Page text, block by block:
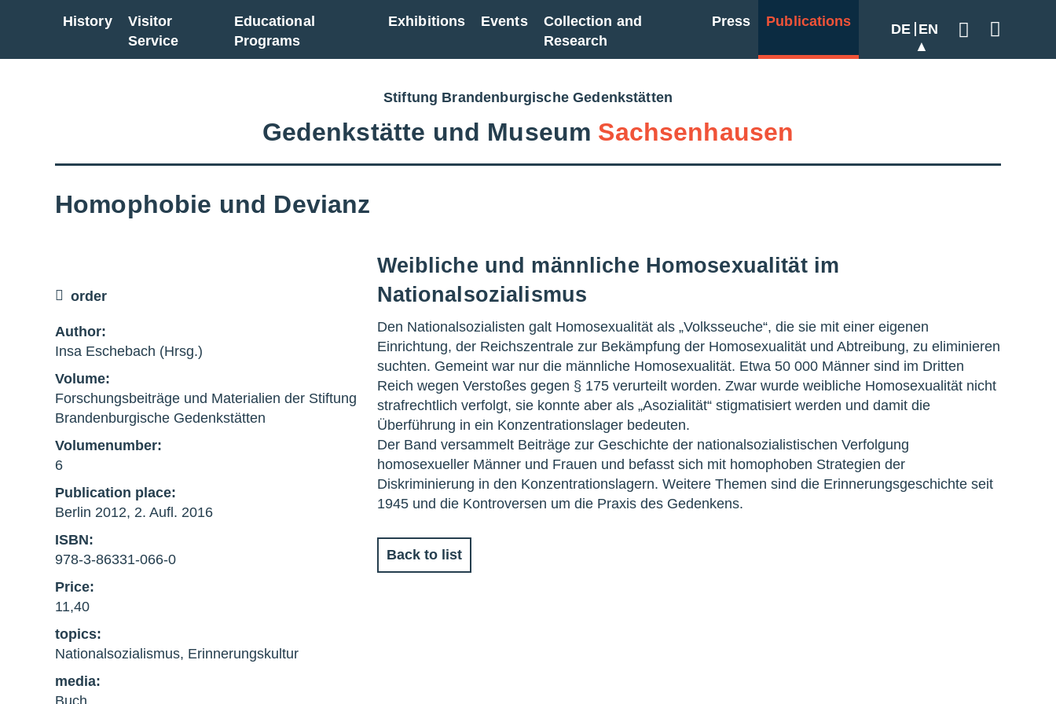
History
Visitor
Service
Educational
Programs
Exhibitions Events
Collection and
Research
Press Publications DE EN
Go back to overview
Stiftung Brandenburgische Gedenkstätten
Gedenkstätte und Museum Sachsenhausen
Homophobie und Devianz
Weibliche und männliche Homosexualität im
Nationalsozialismus
Den Nationalsozialisten galt Homosexualität als „Volksseuche“, die sie mit einer eigenen
Einrichtung, der Reichszentrale zur Bekämpfung der Homosexualität und Abtreibung, zu eliminieren
suchten. Gemeint war nur die männliche Homosexualität. Etwa 50 000 Männer sind im Dritten
Reich wegen Verstoßes gegen § 175 verurteilt worden. Zwar wurde weibliche Homosexualität nicht
strafrechtlich verfolgt, sie konnte aber als „Asozialität“ stigmatisiert werden und damit die
Überführung in ein Konzentrationslager bedeuten.
Der Band versammelt Beiträge zur Geschichte der nationalsozialistischen Verfolgung
homosexueller Männer und Frauen und befasst sich mit homophoben Strategien der
Diskriminierung in den Konzentrationslagern. Weitere Themen sind die Erinnerungsgeschichte seit
1945 und die Kontroversen um die Praxis des Gedenkens.
Back to list
order
Author:
Insa Eschebach (Hrsg.)
Volume:
Forschungsbeiträge und Materialien der Stiftung
Brandenburgische Gedenkstätten
Volumenumber:
6
Publication place:
Berlin 2012, 2. Aufl. 2016
ISBN:
978-3-86331-066-0
Price:
11,40
topics:
Nationalsozialismus, Erinnerungskultur
media:
Buch